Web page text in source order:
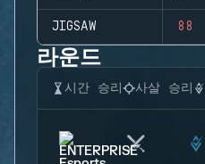
JIGSAW 88
라운드
시간 승리 사살 승리